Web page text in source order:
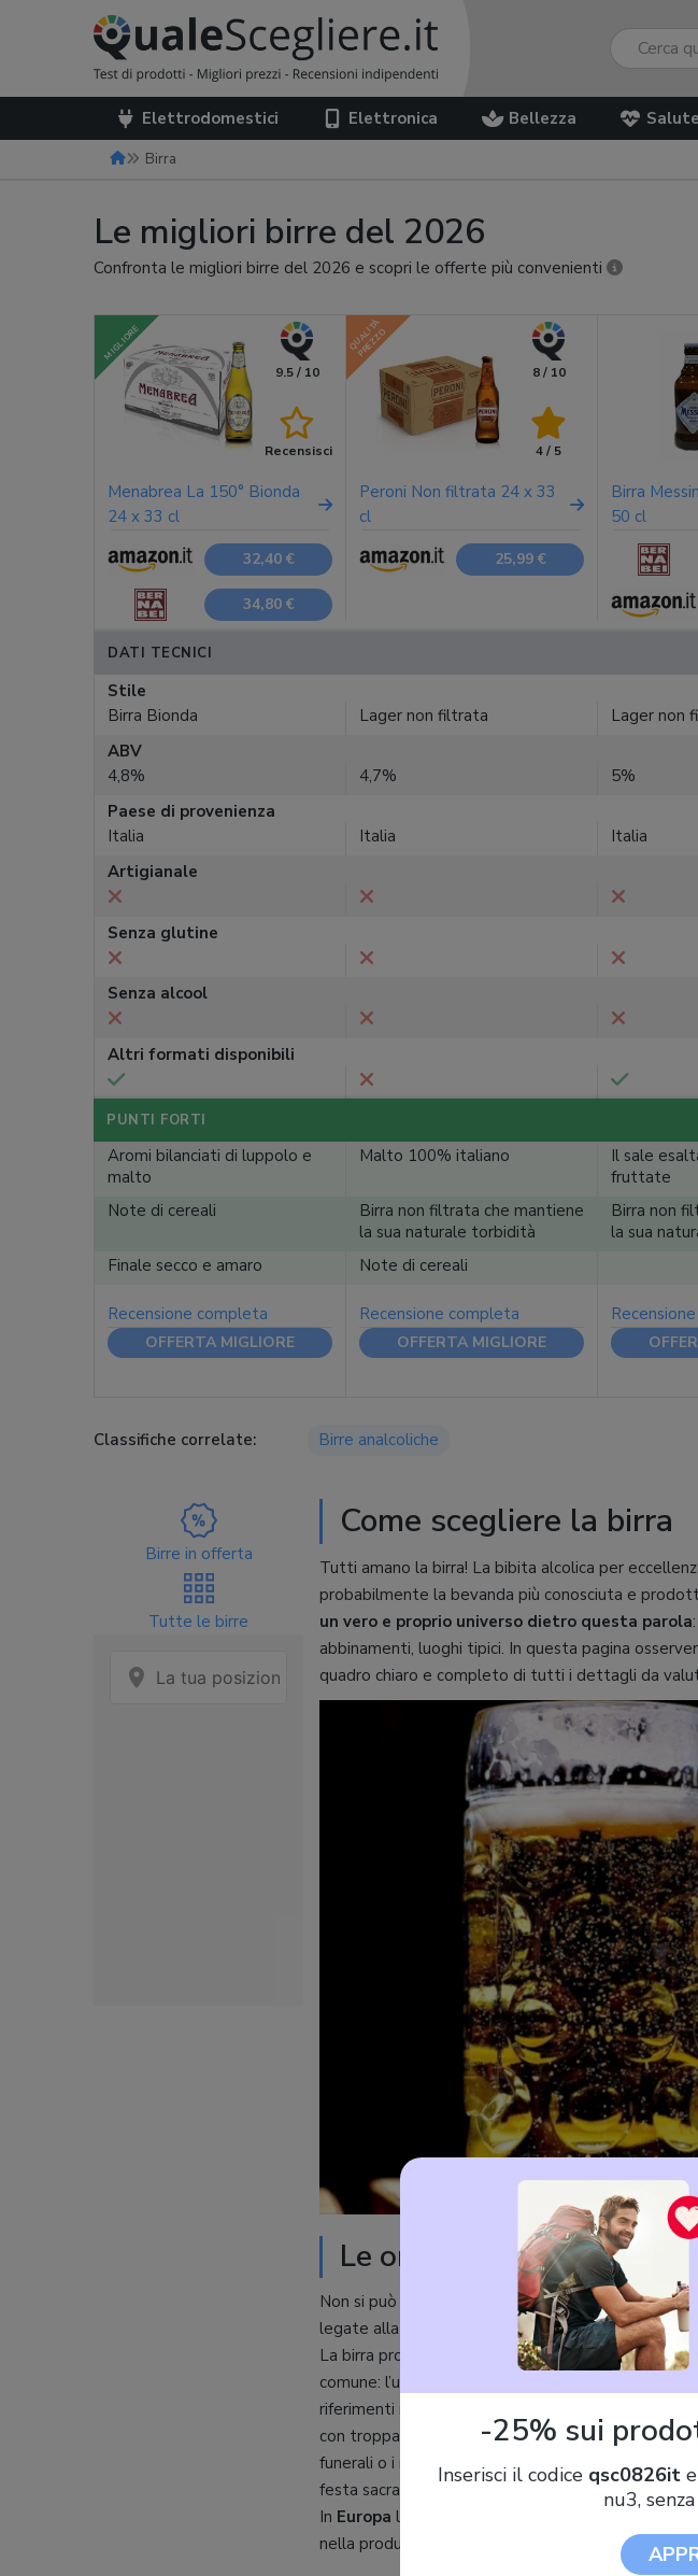
Elettrodomestici Elettronica Bellezza Salute
Birra
Le migliori birre del 2026
Confronta le migliori birre del 2026 e scopri le offerte più convenienti
MIGLIORE
9.5 / 10
Recensisci
QUALITÀ
PREZZO
8 / 10
4 / 5
Menabrea La 150° Bionda
24 x 33 cl
Peroni Non filtrata 24 x 33
cl
Birra
50 cl
32,40 € 25,99 €
34,80 €
DATI TECNICI
Stile
Birra Bionda
Lager non filtrata Lager non
ABV
4,8%
4,7% 5%
Paese di provenienza
Italia
Italia Italia
Artigianale
Senza glutine
Senza alcool
Altri formati disponibili
PUNTI FORTI
Aromi bilanciati di luppolo e
malto
Malto 100% italiano
Il sale
fruttate
Note di cereali
Birra non filtrata che mantiene
la sua naturale torbidità
Birra non
la sua
Finale secco e amaro Note di cereali
Recensione completa
OFFERTA MIGLIORE
Recensione completa
OFFERTA MIGLIORE
Classifiche correlate: Birre analcoliche
Come scegliere la birra
Tutti amano la birra! La bibita alcolica per
probabilmente la bevanda più conosciuta e
un vero e proprio universo dietro questa parola
abbinamenti, luoghi tipici. In questa pagina
quadro chiaro e completo di tutti i dettagli da
Le origini della birra
Non si può parlare di birra senza fare qualche
legate alla birra risalgono addirittura all’epoca
La birra prodotta al tempo era chiaramente
comune: l’uso di orzo e la fermentazione. Nel
riferimenti normativi sulla produzione della birra
con troppa acqua. Per leculture pre-cristianela
funerali o i riti celebrativi. Anche nella Bibbia
festa sacra degli azzimi.
In Europa la diffusione della birra è legata
nella produzione di questa bevanda.
Birre in offerta
Tutte le birre
-25% sui
Inserisci il codice qsc0826ite
nu3,